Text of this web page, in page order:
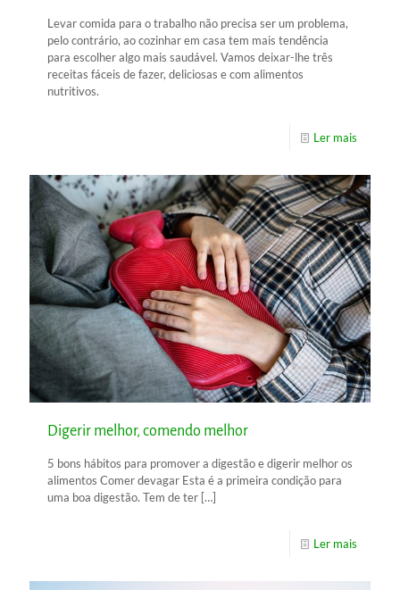
Levar comida para o trabalho não precisa ser um problema,
pelo contrário, ao cozinhar em casa tem mais tendência
para escolher algo mais saudável. Vamos deixar-lhe três
receitas fáceis de fazer, deliciosas e com alimentos
nutritivos.
Ler mais
Digerir melhor, comendo melhor
5 bons hábitos para promover a digestão e digerir melhor os
alimentos Comer devagar Esta é a primeira condição para
uma boa digestão. Tem de ter […]
Ler mais